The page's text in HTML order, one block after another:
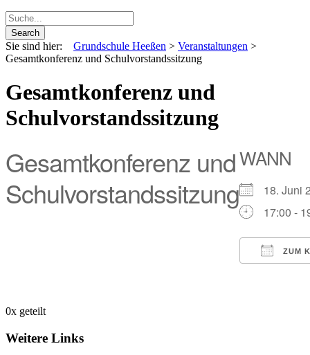
Sie sind hier: Grundschule Heeßen > Veranstaltungen >
Gesamtkonferenz und Schulvorstandssitzung
Gesamtkonferenz und
Schulvorstandssitzung
Gesamtkonferenz und
Schulvorstandssitzung
WANN
18.
17:00 -
ZUM
0x geteilt
Weitere Links